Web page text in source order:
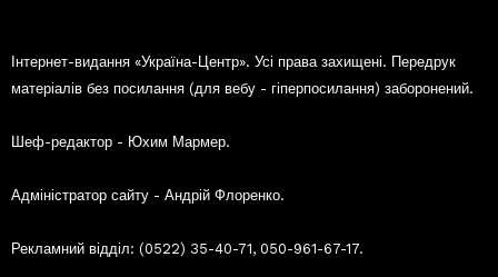
Інтернет-видання «Україна-Центр». Усі права захищені. Передрук
матеріалів без посилання (для вебу - гіперпосилання) заборонений.
Шеф-редактор - Юхим Мармер.
Адміністратор сайту - Андрій Флоренко.
Рекламний відділ: (0522) 35-40-71, 050-961-67-17.